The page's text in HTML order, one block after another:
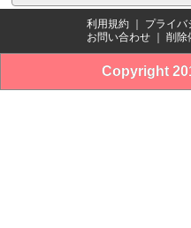
利用規約 ｜ プライバ
お問い合わせ ｜ 削除
Copyright